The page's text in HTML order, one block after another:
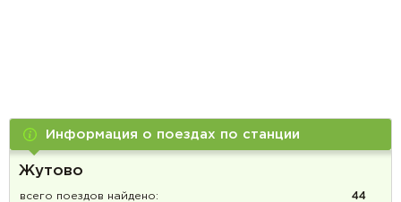
Информация о поездах по станции
Жутово
всего поездов найдено:
44